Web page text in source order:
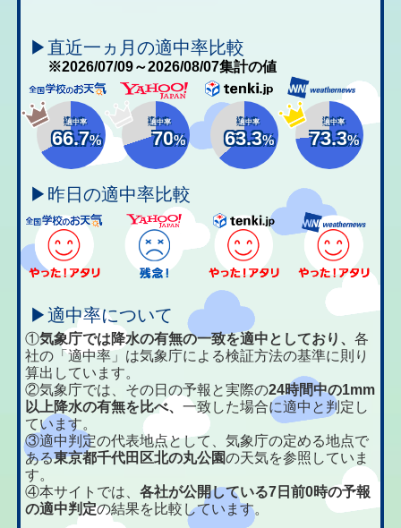
▶直近一ヵ月の適中率比較
※2026/07/09～2026/08/07集計の値
適中率
66.7%
適中率
70%
適中率
63.3%
適中率
73.3%
▶昨日の適中率比較
▶適中率について
①気象庁では降水の有無の一致を適中としており、各
社の「適中率」は気象庁による検証方法の基準に則り
算出しています。
②気象庁では、その日の予報と実際の24時間中の1mm
以上降水の有無を比べ、一致した場合に適中と判定し
ています。
③適中判定の代表地点として、気象庁の定める地点で
ある東京都千代田区北の丸公園の天気を参照していま
す。
④本サイトでは、各社が公開している7日前0時の予報
の適中判定の結果を比較しています。